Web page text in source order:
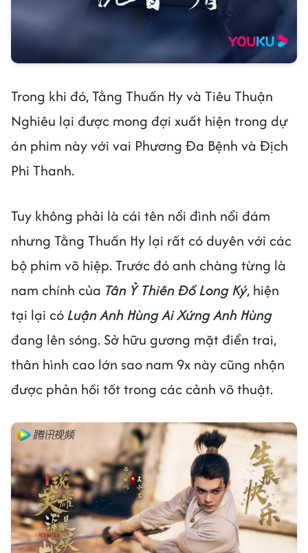
Trong khi đó, Tằng Thuấn Hy và Tiêu Thuận
Nghiêu lại được mong đợi xuất hiện trong dự
án phim này với vai Phương Đa Bệnh và Địch
Phi Thanh.
Tuy không phải là cái tên nổi đình nổi đám
nhưng Tằng Thuấn Hy lại rất có duyên với các
bộ phim võ hiệp. Trước đó anh chàng từng là
nam chính của Tân Ỷ Thiên Đồ Long Ký, hiện
tại lại cóLuận Anh Hùng Ai Xứng Anh Hùng
đang lên sóng. Sở hữu gương mặt điển trai,
thân hình cao lớn sao nam 9x này cũng nhận
được phản hồi tốt trong các cảnh võ thuật.